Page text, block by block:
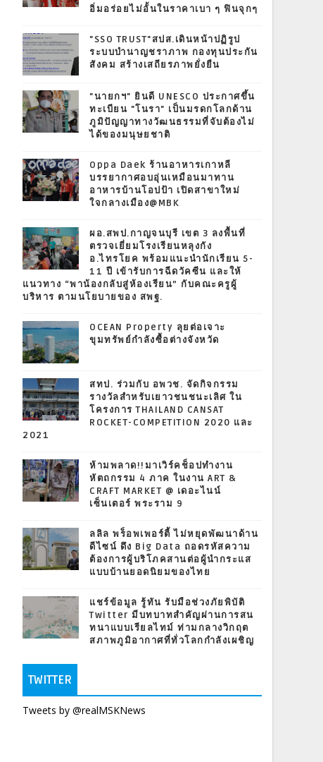
อิ่มอร่อยไม่อั้นในราคาเบา ๆ ฟินจุกๆ
"SSO TRUST"สปส.เดินหน้าปฏิรูป
ระบบบำนาญชราภาพ กองทุนประกัน
สังคม สร้างเสถียรภาพยั่งยืน
"นายกฯ" ยินดี UNESCO ประกาศขึ้น
ทะเบียน "โนรา" เป็นมรดกโลกด้าน
ภูมิปัญญาทางวัฒนธรรมที่จับต้องไม่
ได้ของมนุษยชาติ
Oppa Daek ร้านอาหารเกาหลี
บรรยากาศอบอุ่นเหมือนมาทาน
อาหารบ้านโอปป้า เปิดสาขาใหม่
ใจกลางเมือง@MBK
ผอ.สพป.กาญจนบุรี เขต 3 ลงพื้นที่
ตรวจเยี่ยมโรงเรียนหลุงกัง
อ.ไทรโยค พร้อมแนะนำนักเรียน 5-
11 ปี เข้ารับการฉีดวัคซีน และให้
แนวทาง “พาน้องกลับสู่ห้องเรียน” กับคณะครูผู้
บริหาร ตามนโยบายของ สพฐ.
OCEAN Property ลุยต่อเจาะ
ขุมทรัพย์กำลังซื้อต่างจังหวัด
สทป. ร่วมกับ อพวช. จัดกิจกรรม
รางวัลสำหรับเยาวชนชนะเลิศ ใน
โครงการ THAILAND CANSAT
ROCKET-COMPETITION 2020 และ
2021
ห้ามพลาด!!มาเวิร์คช็อปทำงาน
หัตถกรรม 4 ภาค ในงาน ART &
CRAFT MARKET @ เดอะไนน์
เซ็นเตอร์ พระราม 9
ลลิล พร็อพเพอร์ตี้ ไม่หยุดพัฒนาด้าน
ดีไซน์ ดึง Big Data ถอดรหัสความ
ต้องการผู้บริโภคสานต่อผู้นำกระแส
แบบบ้านยอดนิยมของไทย
แชร์ข้อมูล รู้ทัน รับมือช่วงภัยพิบัติ
Twitter มีบทบาทสำคัญผ่านการสน
ทนาแบบเรียลไทม์ ท่ามกลางวิกฤต
สภาพภูมิอากาศที่ทั่วโลกกำลังเผชิญ
TWITTER
Tweets by @realMSKNews